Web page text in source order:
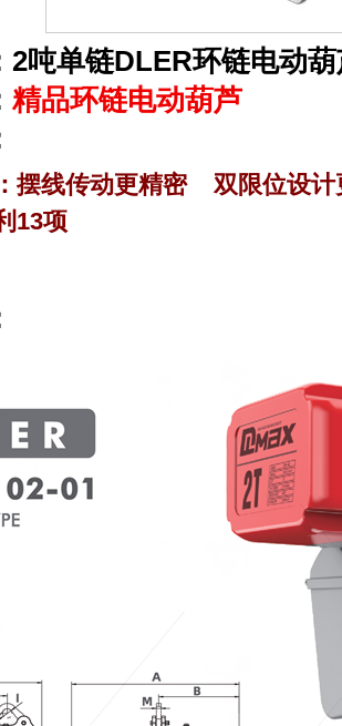
2吨单链DLER环链电动
精品环链电动葫芦
摆线传动更精密 双限位设
13项